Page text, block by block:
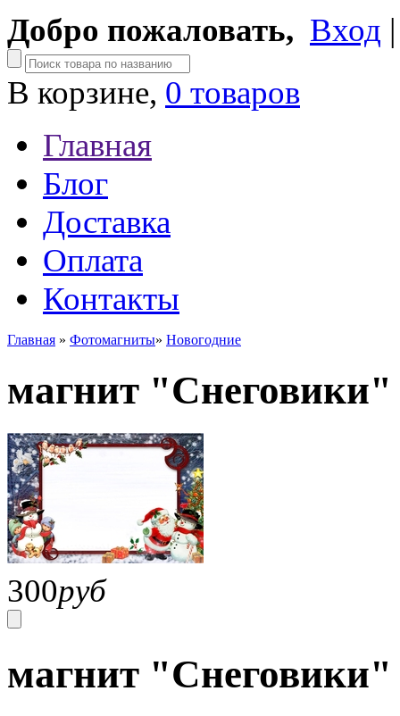
Добро пожаловать, Вход
В корзине, 0 товаров
Главная
Блог
Доставка
Оплата
Контакты
Главная » Фотомагниты» Новогодние
магнит "Снеговики"
300руб
магнит